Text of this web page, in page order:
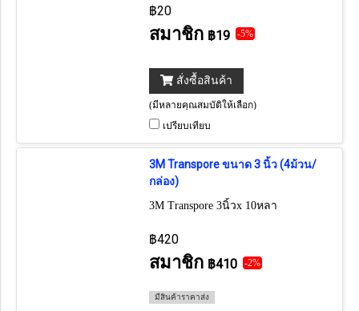
฿20
สมาชิก ฿19 -5%
สั่งซื้อสินค้า
(มีหลายคุณสมบัติให้เลือก)
เปรียบเทียบ
3M Transpore ขนาด 3 นิ้ว (4ม้วน/
กล่อง)
3M Transpore 3นิ้วx 10หลา
฿420
สมาชิก ฿410 -2%
มีสินค้าราคาส่ง